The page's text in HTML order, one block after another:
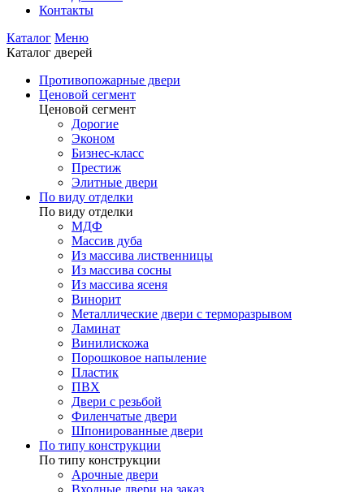
Контакты
Каталог Меню
Каталог дверей
Противопожарные двери
Ценовой сегмент
Ценовой сегмент
Дорогие
Эконом
Бизнес-класс
Престиж
Элитные двери
По виду отделки
По виду отделки
МДФ
Массив дуба
Из массива лиственницы
Из массива сосны
Из массива ясеня
Винорит
Металлические двери с терморазрывом
Ламинат
Винилискожа
Порошковое напыление
Пластик
ПВХ
Двери с резьбой
Филенчатые двери
Шпонированные двери
По типу конструкции
По типу конструкции
Арочные двери